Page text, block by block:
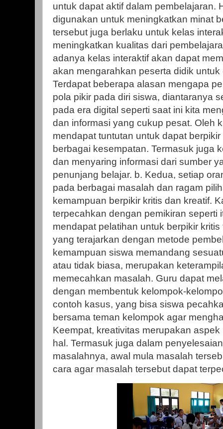
untuk dapat aktif dalam pembelajaran.
digunakan untuk meningkatkan minat
tersebut juga berlaku untuk kelas
meningkatkan kualitas dari
adanya kelas interaktif akan dapat
akan mengarahkan peserta didik
Terdapat beberapa alasan mengapa
pola pikir pada diri siswa, diantaranya
pada era digital seperti saat ini kita
dan informasi yang cukup pesat. Oleh
mendapat tuntutan untuk dapat
berbagai kesempatan. Termasuk juga
dan menyaring informasi dari sumber
penunjang belajar. b. Kedua, setiap
pada berbagai masalah dan ragam
kemampuan berpikir kritis dan kreatif.
terpecahkan dengan pemikiran seperti
mendapat pelatihan untuk berpikir
yang terajarkan dengan metode
kemampuan siswa memandang
atau tidak biasa, merupakan
memecahkan masalah. Guru dapat
dengan membentuk kelompok-
contoh kasus, yang bisa siswa
bersama teman kelompok agar
Keempat, kreativitas merupakan
hal. Termasuk juga dalam
masalahnya, awal mula masalah
cara agar masalah tersebut dapat